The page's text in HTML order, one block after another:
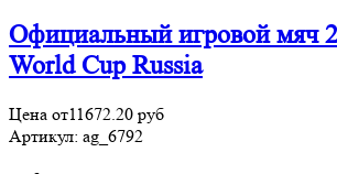
Официальный игровой мяч
World Cup Russia
Цена от11672.20 руб
Артикул: ag_6792